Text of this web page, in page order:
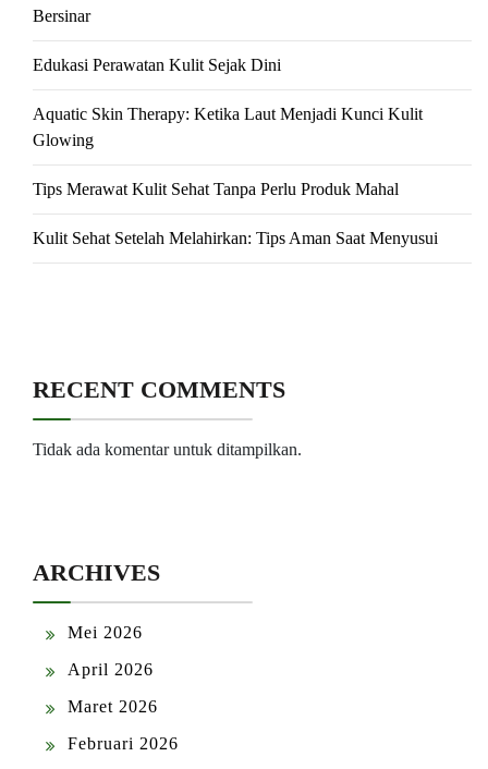
Bersinar
Edukasi Perawatan Kulit Sejak Dini
Aquatic Skin Therapy: Ketika Laut Menjadi Kunci Kulit
Glowing
Tips Merawat Kulit Sehat Tanpa Perlu Produk Mahal
Kulit Sehat Setelah Melahirkan: Tips Aman Saat Menyusui
RECENT COMMENTS
Tidak ada komentar untuk ditampilkan.
ARCHIVES
Mei 2026
April 2026
Maret 2026
Februari 2026